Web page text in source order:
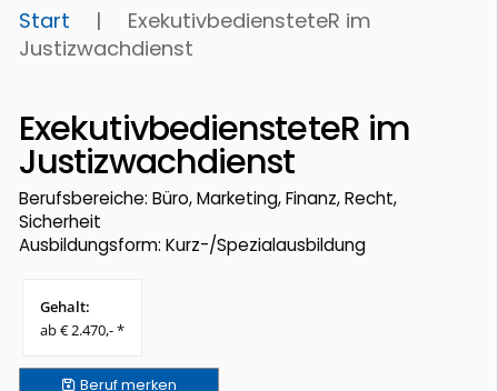
Start |
ExekutivbediensteteR im
Justizwachdienst
ExekutivbediensteteR im
Justizwachdienst
Berufsbereiche: Büro, Marketing, Finanz, Recht,
Sicherheit
Ausbildungsform: Kurz-/Spezialausbildung
Gehalt:
ab € 2.470,- *
Berufmerken